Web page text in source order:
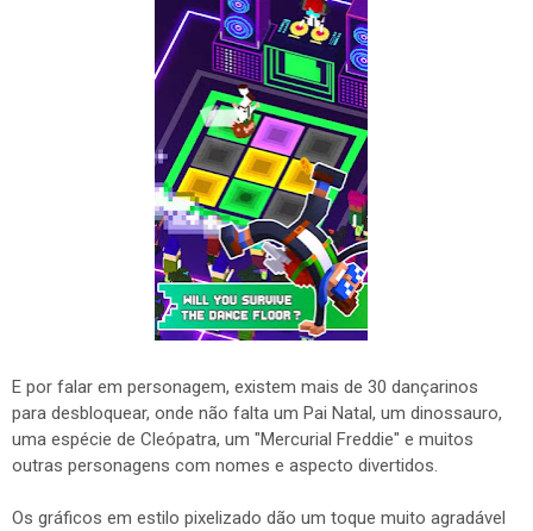
E por falar em personagem, existem mais de 30 dançarinos
para desbloquear, onde não falta um Pai Natal, um dinossauro,
uma espécie de Cleópatra, um "Mercurial Freddie" e muitos
outras personagens com nomes e aspecto divertidos.
Os gráficos em estilo pixelizado dão um toque muito agradável